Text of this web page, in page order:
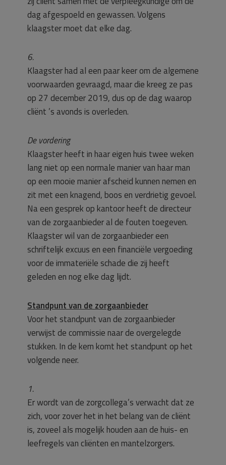
dag afgespoeld en gewassen. Volgens
klaagster moet dat elke dag.
6.
Klaagster had al een paar keer om de algemene
voorwaarden gevraagd, maar die kreeg ze pas
op 27 december 2019, dus op de dag waarop
cliënt ’s avonds is overleden.
De vordering
Klaagster heeft in haar eigen huis twee weken
lang niet op een normale manier van haar man
op een mooie manier afscheid kunnen nemen en
zit met een knagend, boos en verdrietig gevoel.
Na een gesprek op kantoor heeft de directeur
van de zorgaanbieder al de fouten toegeven.
Klaagster wil van de zorgaanbieder een
schriftelijk excuus en een financiële vergoeding
voor de immateriële schade die zij heeft
geleden en nog elke dag lijdt.
Standpunt van de zorgaanbieder
Voor het standpunt van de zorgaanbieder
verwijst de commissie naar de overgelegde
stukken. In de kern komt het standpunt op het
volgende neer.
1.
Er wordt van de zorgcollega’s verwacht dat ze
zich, voor zover het in het belang van de cliënt
is, zoveel als mogelijk houden aan de huis- en
leefregels van cliënten en mantelzorgers.